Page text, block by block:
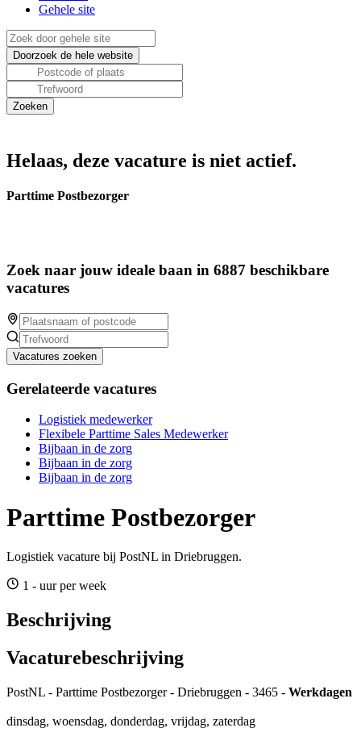
Gehele site
Helaas, deze vacature is niet actief.
Parttime Postbezorger
Zoek naar jouw ideale baan in 6887 beschikbare
vacatures
Vacatures zoeken
Gerelateerde vacatures
Logistiek medewerker
Flexibele Parttime Sales Medewerker
Bijbaan in de zorg
Bijbaan in de zorg
Bijbaan in de zorg
Parttime Postbezorger
Logistiek vacature bij PostNL in Driebruggen.
1 - uur per week
Beschrijving
Vacaturebeschrijving
PostNL - Parttime Postbezorger - Driebruggen - 3465 - Werkdagen
dinsdag, woensdag, donderdag, vrijdag, zaterdag